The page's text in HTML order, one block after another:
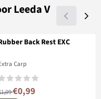
Leeda V
Back Rest EXC
Carp
1,99 voor 0,99
€0,99